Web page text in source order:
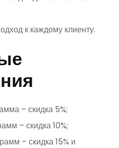
к каждому клиенту.
– скидка 5%;
– скидка 10%;
– скидка 15% и